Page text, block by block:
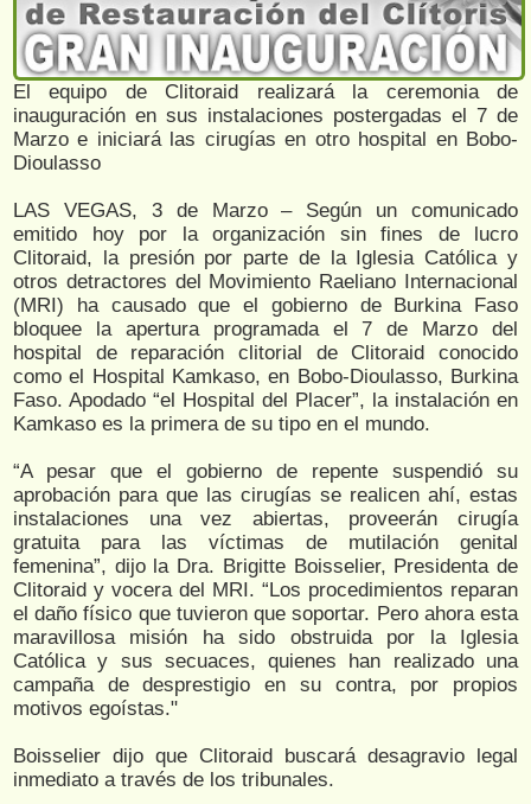
El equipo de Clitoraid realizará la ceremonia de
inauguración en sus instalaciones postergadas el 7 de
Marzo e iniciará las cirugías en otro hospital en Bobo-
Dioulasso
LAS VEGAS, 3 de Marzo – Según un comunicado
emitido hoy por la organización sin fines de lucro
Clitoraid, la presión por parte de la Iglesia Católica y
otros detractores del Movimiento Raeliano Internacional
(MRI) ha causado que el gobierno de Burkina Faso
bloquee la apertura programada el 7 de Marzo del
hospital de reparación clitorial de Clitoraid conocido
como el Hospital Kamkaso, en Bobo-Dioulasso, Burkina
Faso. Apodado “el Hospital del Placer”, la instalación en
Kamkaso es la primera de su tipo en el mundo.
“A pesar que el gobierno de repente suspendió su
aprobación para que las cirugías se realicen ahí, estas
instalaciones una vez abiertas, proveerán cirugía
gratuita para las víctimas de mutilación genital
femenina”, dijo la Dra. Brigitte Boisselier, Presidenta de
Clitoraid y vocera del MRI. “Los procedimientos reparan
el daño físico que tuvieron que soportar. Pero ahora esta
maravillosa misión ha sido obstruida por la Iglesia
Católica y sus secuaces, quienes han realizado una
campaña de desprestigio en su contra, por propios
motivos egoístas."
Boisselier dijo que Clitoraid buscará desagravio legal
inmediato a través de los tribunales.